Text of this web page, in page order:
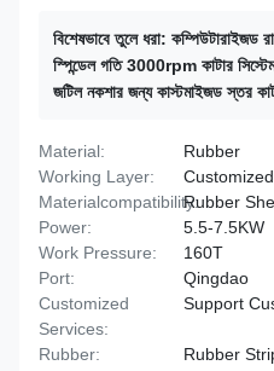
বিশেষভাবে তুলে ধরা: কম্পিউটারাইজড
স্পিন্ডেল গতি 3000rpm কাটার সিস্টেম
জটিল নকশার জন্য কাস্টমাইজড স্তর
Material:
Rubber
Working Layer:
Customized
Materialcompatibility:Rubber
Power:
5.5-7.5KW
Work Pressure:
160T
Port:
Qingdao
Customized
Services:
Support
Rubber: Rubber